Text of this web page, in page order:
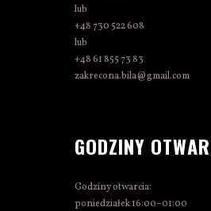
lub
+48 730 522 608
lub
+48 61 855 73 83
zakrecona.bila@gmail.com
GODZINY
Godziny otwarcia:
poniedziałek 16:00–01:00